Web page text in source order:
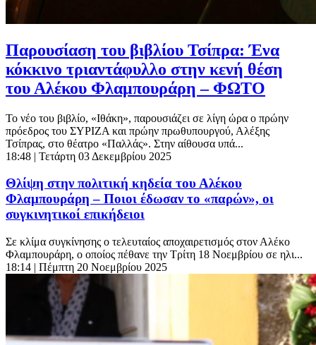
Παρουσίαση του βιβλίου Τσίπρα: Ένα
κόκκινο τριαντάφυλλο στην κενή θέση
του Αλέκου Φλαμπουράρη – ΦΩΤΟ
Το νέο του βιβλίο, «Ιθάκη», παρουσιάζει σε λίγη ώρα ο πρώην
πρόεδρος του ΣΥΡΙΖΑ και πρώην πρωθυπουργού, Αλέξης
Τσίπρας, στο θέατρο «Παλλάς». Στην αίθουσα υπά...
18:48 | Τετάρτη 03 Δεκεμβρίου 2025
Θλίψη στην πολιτική κηδεία του Αλέκου
Φλαμπουράρη – Ποιοι έδωσαν το «παρών», οι
συγκινητικοί επικήδειοι
Σε κλίμα συγκίνησης ο τελευταίος αποχαιρετισμός στον Αλέκο
Φλαμπουράρη, ο οποίος πέθανε την Τρίτη 18 Νοεμβρίου σε ηλι...
18:14 | Πέμπτη 20 Νοεμβρίου 2025